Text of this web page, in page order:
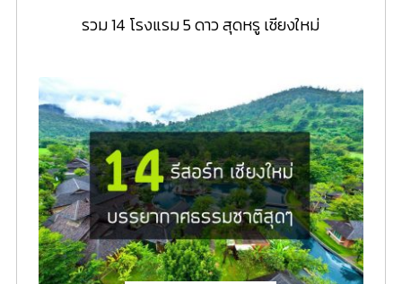
รวม 14 โรงแรม 5 ดาว สุดหรู เชียงใหม่